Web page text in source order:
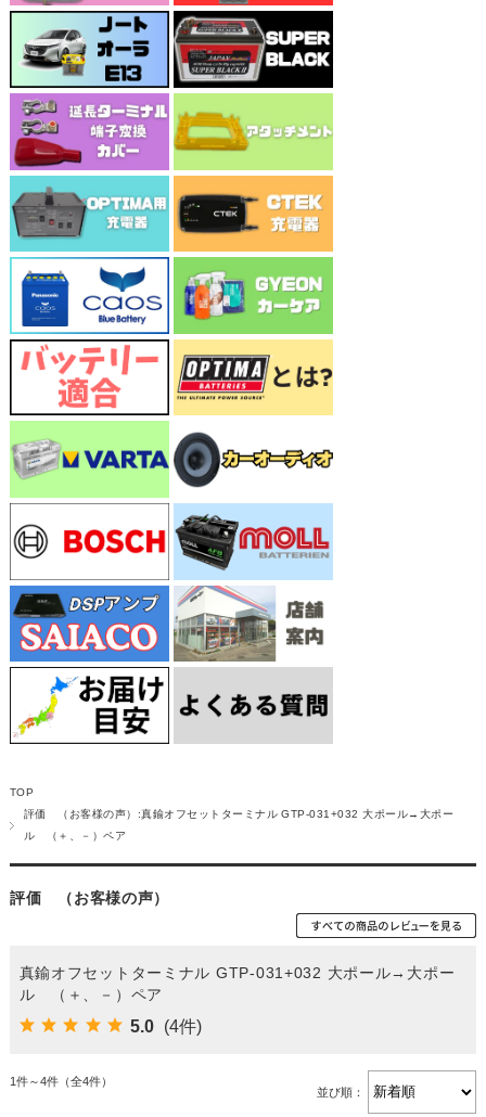
TOP
評価 （お客様の声）:真鍮オフセットターミナル GTP-031+032 大ポール→大ポー
ル （＋、－）ペア
評価 （お客様の声）
真鍮オフセットターミナル GTP-031+032 大ポール→大ポー
ル （＋、－）ペア
5.0 (4件)
1件～4件（全4件）
並び順：